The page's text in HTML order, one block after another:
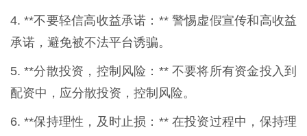
4. **不要轻信高收益承诺：** 警惕虚假宣传和高收益
承诺，避免被不法平台诱骗。
5. **分散投资，控制风险：** 不要将所有资金投入到
配资中，应分散投资，控制风险。
6. **保持理性，及时止损：** 在投资过程中，保持理